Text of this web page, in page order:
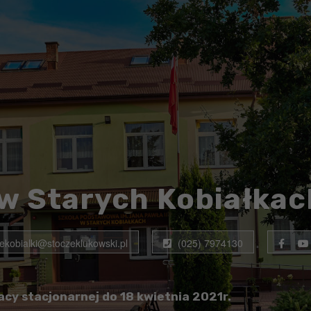
Starych
(025) 7974130
stacjonarnej do 18 kwietnia 2021r.